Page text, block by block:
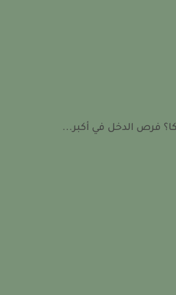
فرص الدخل في أكبر...